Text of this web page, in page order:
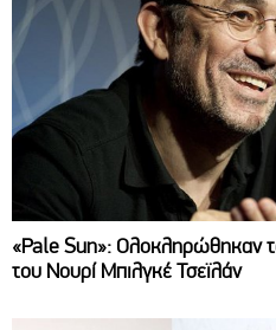
«Pale Sun»: Ολοκληρώθηκαν
του Νουρί Μπιλγκέ Τσεϊλάν